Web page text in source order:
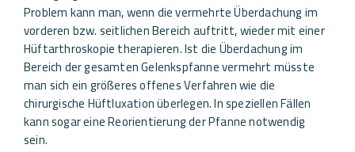
Problem kann man, wenn die vermehrte Überdachung im
vorderen bzw. seitlichen Bereich auftritt, wieder mit einer
Hüftarthroskopie therapieren. Ist die Überdachung im
Bereich der gesamten Gelenkspfanne vermehrt müsste
man sich ein größeres offenes Verfahren wie die
chirurgische Hüftluxation überlegen. In speziellen Fällen
kann sogar eine Reorientierung der Pfanne notwendig
sein.